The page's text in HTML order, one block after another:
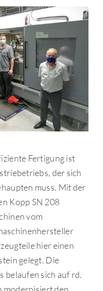
Fertigung ist
der sich
muss. Mit der
Kopp SN 208
vom
hier einen
gelegt. Die
belaufen sich auf rd.